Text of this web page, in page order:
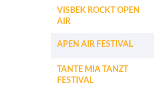
VISBEK ROCKT OPEN
AIR
APEN AIR FESTIVAL
TANTE MIA TANZT
FESTIVAL